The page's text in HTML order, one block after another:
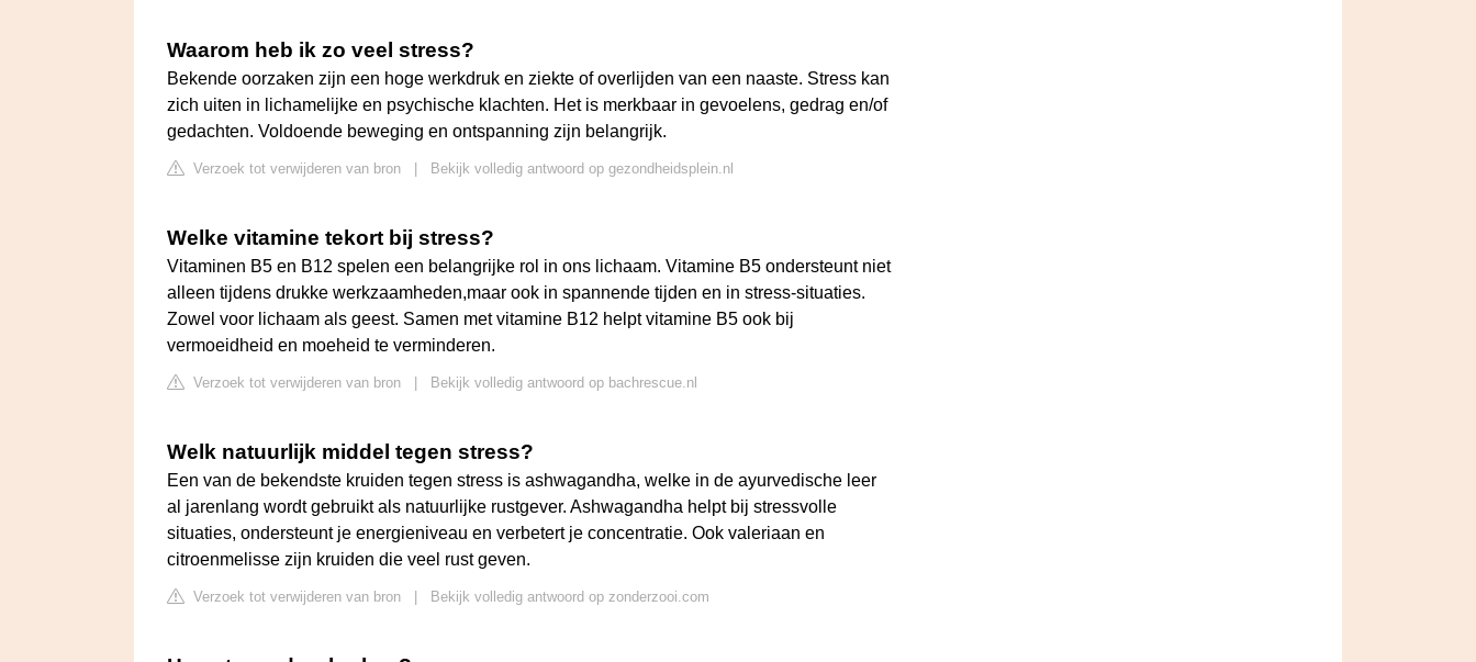
Waarom heb ik zo veel stress?
Bekende oorzaken zijn een hoge werkdruk en ziekte of overlijden van een naaste. Stress kan
zich uiten in lichamelijke en psychische klachten. Het is merkbaar in gevoelens, gedrag en/of
gedachten. Voldoende beweging en ontspanning zijn belangrijk.
Verzoek tot verwijderen van bron Bekijk volledig antwoord op gezondheidsplein.nl
Welke vitamine tekort bij stress?
Vitaminen B5 en B12 spelen een belangrijke rol in ons lichaam. Vitamine B5 ondersteunt niet
alleen tijdens drukke werkzaamheden,maar ook in spannende tijden en in stress-situaties.
Zowel voor lichaam als geest. Samen met vitamine B12 helpt vitamine B5 ook bij
vermoeidheid en moeheid te verminderen.
Verzoek tot verwijderen van bron Bekijk volledig antwoord op bachrescue.nl
Welk natuurlijk middel tegen stress?
Een van de bekendste kruiden tegen stress is ashwagandha, welke in de ayurvedische leer
al jarenlang wordt gebruikt als natuurlijke rustgever. Ashwagandha helpt bij stressvolle
situaties, ondersteunt je energieniveau en verbetert je concentratie. Ook valeriaan en
citroenmelisse zijn kruiden die veel rust geven.
Verzoek tot verwijderen van bron Bekijk volledig antwoord op zonderzooi.com